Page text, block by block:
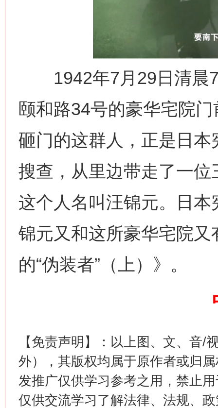
1942年7月29日清晨7
颐和路34号的豪华宅院
砸门的这群人，正是日
搜查，从里边带走了一
这个人名叫汪锦元。日
锦元又和这所豪华宅院
的“伪装者”（上）》。
【免责声明】：以上图、文、音/
外），其版权均属于原作者或归
发推广仅供学习参考之用，禁止
仅供交流学习了解法律、法规、
网上购药对药下症？
这是一记警钟！ 谢